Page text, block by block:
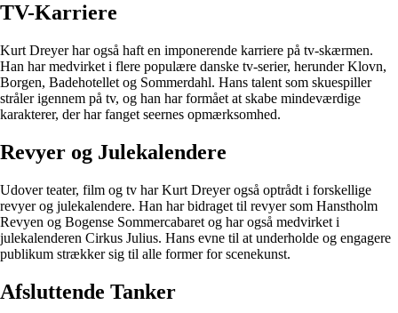
TV-Karriere
Kurt Dreyer har også haft en imponerende karriere på tv-skærmen.
Han har medvirket i flere populære danske tv-serier, herunder Klovn,
Borgen, Badehotellet og Sommerdahl. Hans talent som skuespiller
stråler igennem på tv, og han har formået at skabe mindeværdige
karakterer, der har fanget seernes opmærksomhed.
Revyer og Julekalendere
Udover teater, film og tv har Kurt Dreyer også optrådt i forskellige
revyer og julekalendere. Han har bidraget til revyer som Hanstholm
Revyen og Bogense Sommercabaret og har også medvirket i
julekalenderen Cirkus Julius. Hans evne til at underholde og engagere
publikum strækker sig til alle former for scenekunst.
Afsluttende Tanker